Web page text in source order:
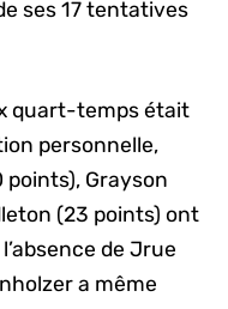
ses 17 tentatives
quart-temps était
personnelle,
Grayson
(23 points) ont
de Jrue
a même